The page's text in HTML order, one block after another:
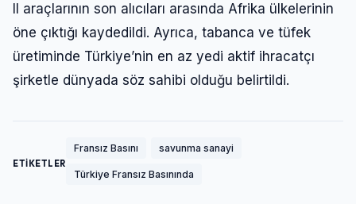
II araçlarının son alıcıları arasında Afrika ülkelerinin
öne çıktığı kaydedildi. Ayrıca, tabanca ve tüfek
üretiminde Türkiye’nin en az yedi aktif ihracatçı
şirketle dünyada söz sahibi olduğu belirtildi.
ETİKETLER
Fransız Basını savunma sanayi
Türkiye Fransız Basınında